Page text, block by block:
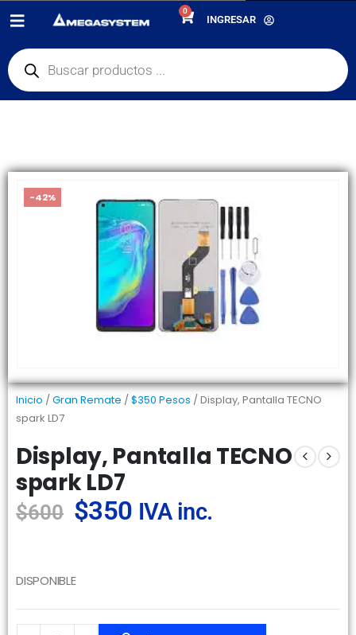
0
INGRESAR
PRODUCTOS
$350 PESOS
DISPLAY, PANTALLA TECNO SPARK LD7
-42%
Inicio /Gran Remate /$350 Pesos / Display, Pantalla TECNO
spark LD7
Display, Pantalla TECNO
spark LD7
$600 $350 IVA inc.
DISPONIBLE